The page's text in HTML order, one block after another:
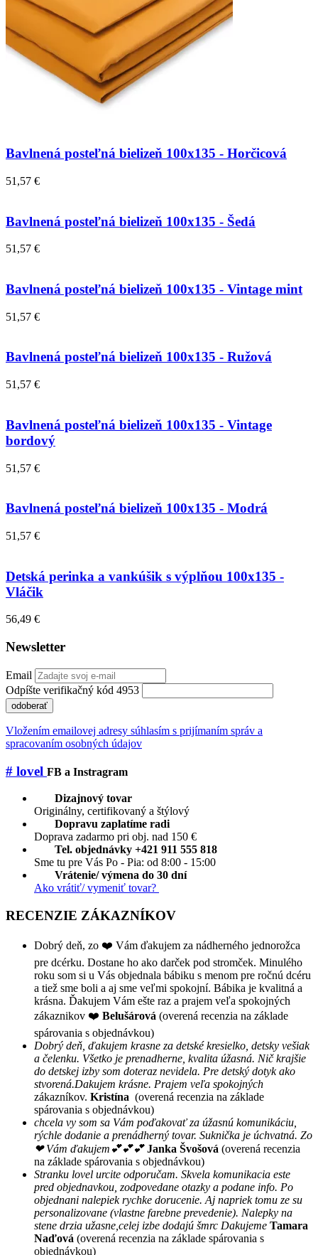
Bavlnená posteľná bielizeň 100x135 - Horčicová
51,57 €
Bavlnená posteľná bielizeň 100x135 - Šedá
51,57 €
Bavlnená posteľná bielizeň 100x135 - Vintage mint
51,57 €
Bavlnená posteľná bielizeň 100x135 - Ružová
51,57 €
Bavlnená posteľná bielizeň 100x135 - Vintage
bordový
51,57 €
Bavlnená posteľná bielizeň 100x135 - Modrá
51,57 €
Detská perinka a vankúšik s výplňou 100x135 -
Vláčik
56,49 €
Newsletter
Email
Odpíšte verifikačný kód 4953
odoberať
Vložením emailovej adresy súhlasím s prijímaním správ a
spracovaním osobných údajov
# lovel FB a Instragram
Dizajnový tovar
Originálny, certifikovaný a štýlový
Dopravu zaplatíme radi
Doprava zadarmo pri obj. nad 150 €
Tel. objednávky +421 911 555 818
Sme tu pre Vás Po - Pia: od 8:00 - 15:00
Vrátenie/ výmena do 30 dní
Ako vrátiť/ vymeniť tovar?
RECENZIE ZÁKAZNÍKOV
Dobrý deň, zo ❤️ Vám ďakujem za nádherného jednorožca
pre dcérku. Dostane ho ako darček pod stromček. Minulého
roku som si u Vás objednala bábiku s menom pre ročnú dcéru
a tiež sme boli a aj sme veľmi spokojní. Bábika je kvalitná a
krásna. Ďakujem Vám ešte raz a prajem veľa spokojných
zákaznikov ❤️ Belušárová (overená recenzia na základe
spárovania s objednávkou)
Dobrý deň, ďakujem krasne za detské kresielko, detsky vešiak
a čelenku. Všetko je prenadherne, kvalita úžasná. Nič krajšie
do detskej izby som doteraz nevidela. Pre detský dotyk ako
stvorená.Dakujem krásne. Prajem veľa spokojných
zákazníkov. Kristína (overená recenzia na základe
spárovania s objednávkou)
chcela vy som sa Vám poďakovať za úžasnú komunikáciu,
rýchle dodanie a prenádherný tovar. Suknička je úchvatná. Zo
❤ Vám ďakujem💕💕💕 Janka Švošová (overená recenzia
na základe spárovania s objednávkou)
Stranku lovel urcite odporučam. Skvela komunikacia este
pred objednavkou, zodpovedane otazky a podane info. Po
objednani nalepiek rychke dorucenie. Aj napriek tomu ze su
personalizovane (vlastne farebne prevedenie). Nalepky na
stene drzia užasne,celej izbe dodajú šmrc Dakujeme Tamara
Naďová (overená recenzia na základe spárovania s
objednávkou)